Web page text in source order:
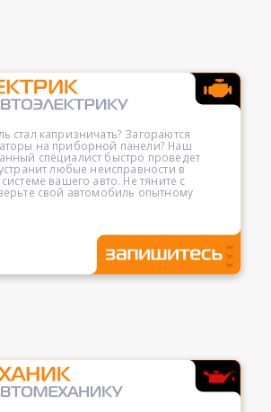
стал капризничать? Загораются
на приборной панели? Наш
специалист быстро проведет
любые неисправности в
вашего авто. Не тяните с
свой автомобиль опытному